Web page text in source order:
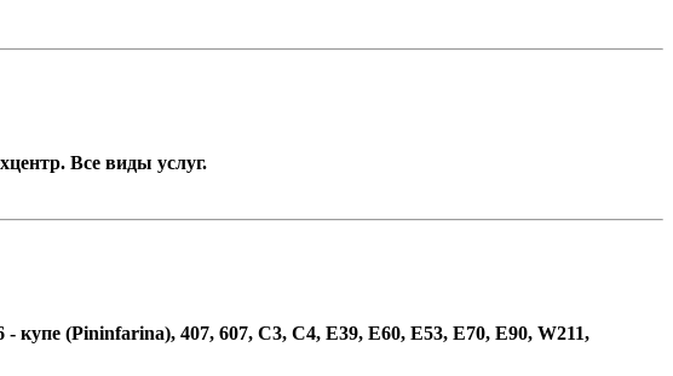
Все виды услуг.
купе (Pininfarina), 407, 607, С3, С4, Е39, Е60, Е53, E70, E90, W211,